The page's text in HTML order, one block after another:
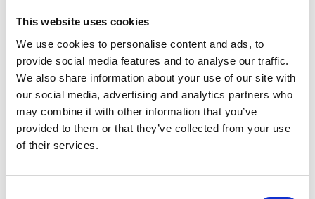
This website uses cookies
We use cookies to personalise content and ads, to
provide social media features and to analyse our traffic.
We also share information about your use of our site with
our social media, advertising and analytics partners who
may combine it with other information that you’ve
provided to them or that they’ve collected from your use
of their services.
dierenarts praktijk zo efficiënt mogelijk inrichten.
Uiteraard kunnen de dierenartskooien uitgevoerd
worden op vele manieren dat wil zeggen volledig
dichte kooien met zuurstofdeuren of kooien met
(uitneembare) spijlendeuren. Doordat Kelders
Kooien jarenlange ervaring heeft met het opmeten,
produceren en plaatsen van dierenarts kooien voor
dierenarts praktijken kunnen we u tijdens het proces